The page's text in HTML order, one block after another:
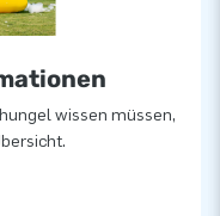
wissen müssen,